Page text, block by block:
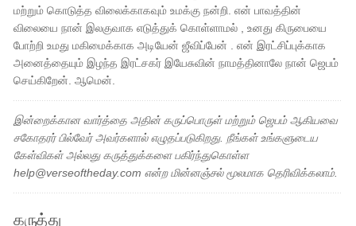
மற்றும் கொடுத்த விலைக்காகவும் உமக்கு நன்றி. என் பாவத்தின்
விலையை நான் இலகுவாக எடுத்துக் கொள்ளாமல் , உனது கிருபையை
போற்றி உமது மகிமைக்காக அடியேன் ஜீவிப்பேன் . என் இரட்சிப்புக்காக
அனைத்தையும் இழந்த இரட்சகர் இயேசுவின் நாமத்தினாலே நான் ஜெபம்
செய்கிறேன். ஆமென்.
இன்றைக்கான வார்த்தை அதின் கருப்பொருள் மற்றும் ஜெபம் ஆகியவை
சகோதரர் பில்வேர் அவர்களால் எழுதப்படுகிறது. நீங்கள் உங்களுடைய
கேள்விகள் அல்லது கருத்துக்களை பகிர்ந்துகொள்ள
help@verseoftheday.com என்ற மின்னஞ்சல் மூலமாக தெரிவிக்கலாம்.
கருத்து